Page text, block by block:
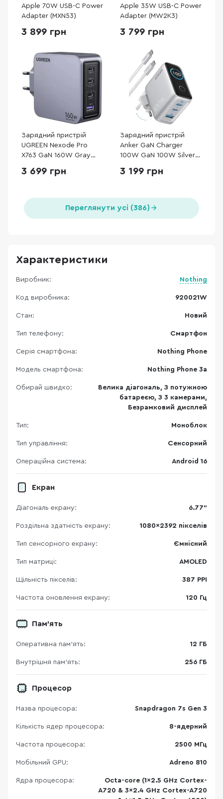
Apple 70W USB-C Power
Adapter (MXN53)
3 899 грн
Apple 35W USB-C Power
Adapter (MW2K3)
3 799 грн
Зарядний пристрій
UGREEN Nexode Pro
X763 GaN 160W Gray
3 699 грн
Зарядний пристрій
Anker GaN Charger
100W GaN 100W Silver
(B121BG41)
3 199 грн
Переглянути усі (386)
Характеристики
Виробник: Nothing
Код виробника: 920021W
Стан: Новий
Тип телефону: Смартфон
Серія смартфона: Nothing Phone
Модель смартфона: Nothing Phone 3a
Обирай швидко:
Велика діагональ, З потужною
батареєю, З 3 камерами,
Безрамковий дисплей
Тип: Моноблок
Тип управління: Сенсорний
Операційна система: Android 16
Екран
Діагональ екрану: 6.77"
Роздільна здатність екрану: 1080x2392 пікселів
Тип сенсорного екрану: Ємнісний
Тип матриці: AMOLED
Щільність пікселів: 387 PPI
Частота оновлення екрану: 120 Гц
Пам'ять
Оперативна пам'ять: 12 ГБ
Внутрішня пам'ять: 256 ГБ
Процесор
Назва процесора: Snapdragon 7s Gen 3
Кількість ядер процесора: 8-ядерний
Частота процесора: 2500 МГц
Мобільний GPU: Adreno 810
Ядра процесора:
Octa-core (1x2.5 GHz Cortex-
A720 & 3x2.4 GHz Cortex-A720